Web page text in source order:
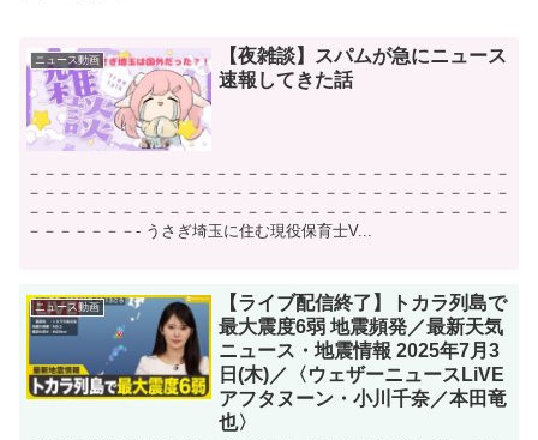
ニュース動画
【夜雑談】スパムが急にニュース
速報してきた話
－－－－－－－－－－－－－－－－－－－－－－－－－－－－－－－
－－－－－－－－－－－－－－－－－－－－－－－－－－－－－－－
－－－－－－－－－－－－－－－－－－－－－－－－－－－－－－－
－－－－－－－- うさぎ埼玉に住む現役保育士V...
ニュース動画
【ライブ配信終了】トカラ列島で
最大震度6弱 地震頻発／最新天気
ニュース・地震情報 2025年7月3
日(木)／〈ウェザーニュースLiVE
アフタヌーン・小川千奈／本田竜
也〉